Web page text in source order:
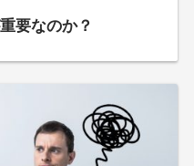
要なのか？